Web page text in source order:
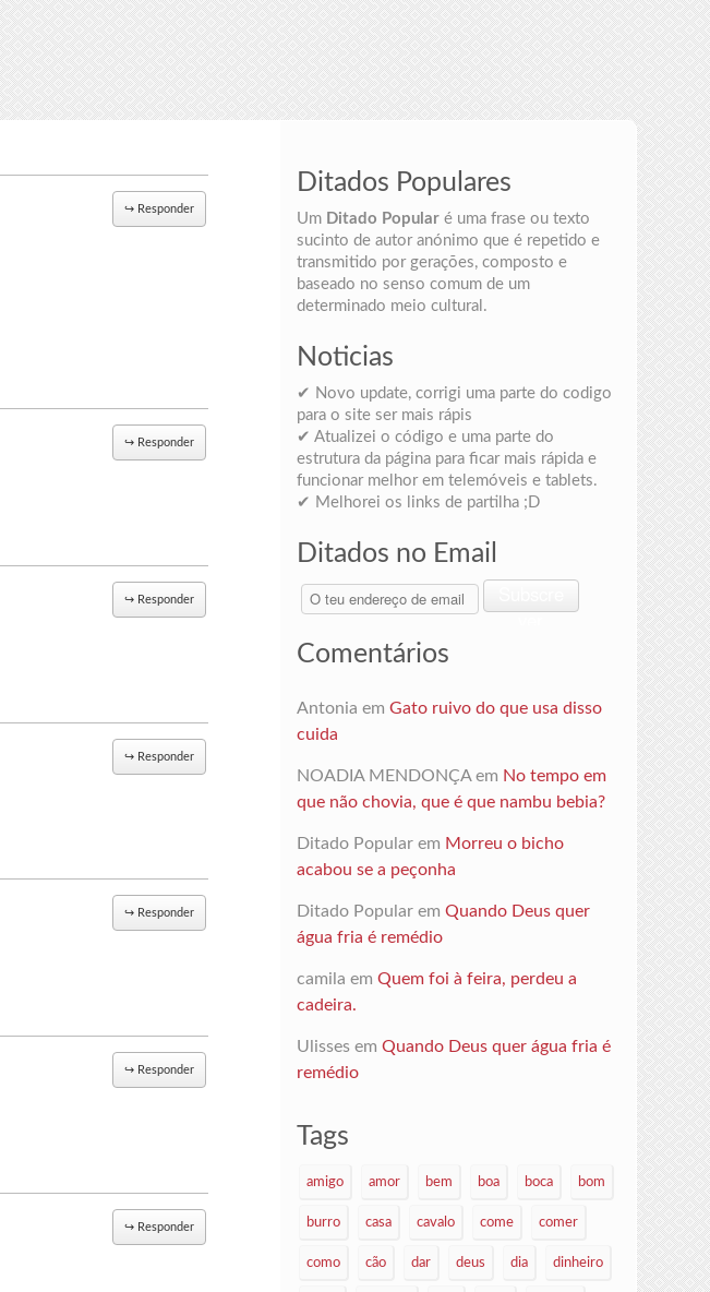
↪ Responder
↪ Responder
↪ Responder
↪ Responder
↪ Responder
↪ Responder
↪ Responder
Ditados Populares
Um Ditado Popularé uma frase ou texto
sucinto de autor anónimo que é repetido e
transmitido por gerações, composto e
baseado no senso comum de um
determinado meio cultural.
Noticias
✔ Novo update, corrigi uma parte do codigo
para o site ser mais rápis
✔ Atualizei o código e uma parte do
estrutura da página para ficar mais rápida e
funcionar melhor em telemóveis e tablets.
✔ Melhorei os links de partilha ;D
Ditados no Email
O
teu
de
ver
Comentários
Antonia em Gato ruivo do que usa disso
cuida
NOADIA MENDONÇAem No tempo em
que não chovia, que é que nambu bebia?
Ditado Popularem Morreu o bicho
acabou se a peçonha
Ditado Popularem Quando Deus quer
água fria é remédio
camila em Quem foi à feira, perdeu a
cadeira.
Ulissesem Quando Deus quer água fria é
remédio
Tags
amigo amor bem boa boca bom
burro casa cavalo come comer
como cão dar deus dia dinheiro